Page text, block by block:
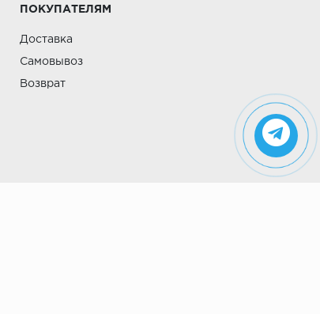
ПОКУПАТЕЛЯМ
Доставка
Самовывоз
Возврат